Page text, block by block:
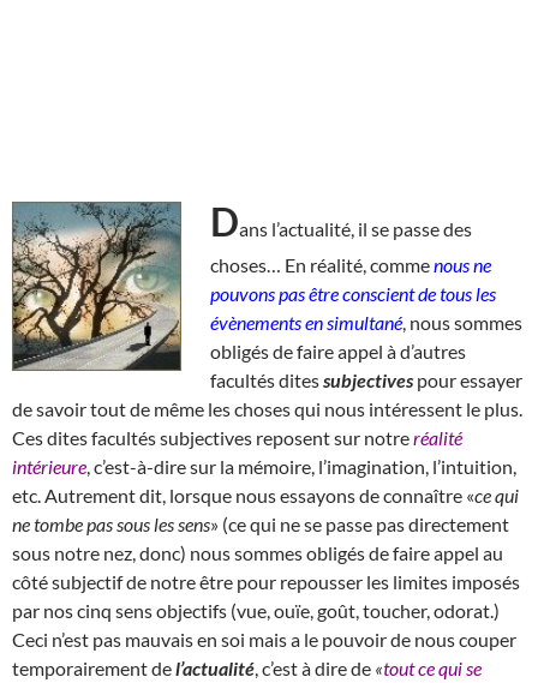
Dans l’actualité, il se passe des
choses… En réalité, commenous ne
pouvons pas être conscient de tous les
évènements en simultané , nous sommes
obligés de faire appel à d’autres
facultés ditessubjectives pour essayer
de savoir tout de même les choses qui nous intéressent le plus.
Ces dites facultés subjectives reposent sur notreréalité
intérieure , c’est-à-dire sur la mémoire, l’imagination, l’intuition,
etc. Autrement dit, lorsque nous essayons de connaître «ce qui
ne tombe pas sous les sens» (ce qui ne se passe pas directement
sous notre nez, donc) nous sommes obligés de faire appel au
côté subjectif de notre être pour repousser les limites imposés
par nos cinq sens objectifs (vue, ouïe, goût, toucher, odorat.)
Ceci n’est pas mauvais en soi mais a le pouvoir de nous couper
temporairement del’actualité , c’est à dire de «tout ce qui se